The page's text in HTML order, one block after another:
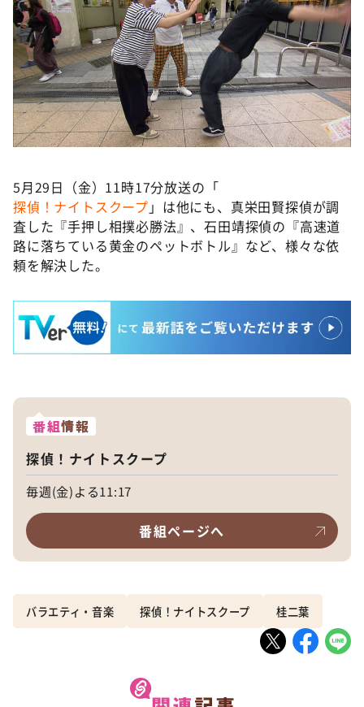
5月29日（金）11時17分放送の「
探偵！ナイトスクープ 」は他にも、真栄田賢探偵が調
査した『手押し相撲必勝法』、石田靖探偵の『高速道
路に落ちている黄金のペットボトル』など、様々な依
頼を解決した。
番組情報
探偵！ナイトスクープ
毎週(金)よる11:17
番組ページへ
バラエティ・音楽 探偵！ナイトスクープ 桂二葉